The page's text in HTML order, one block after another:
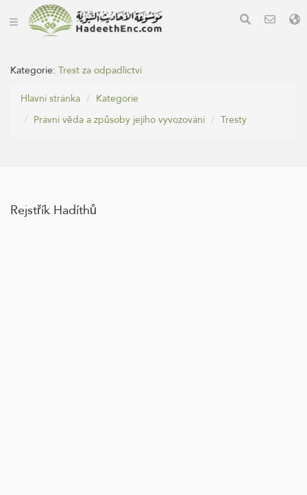
Kategorie:Trest za odpadlictví
Hlavní stránka
Kategorie
Právní věda a způsoby jejího vyvozování
Tresty
Rejstřík Hadíthů